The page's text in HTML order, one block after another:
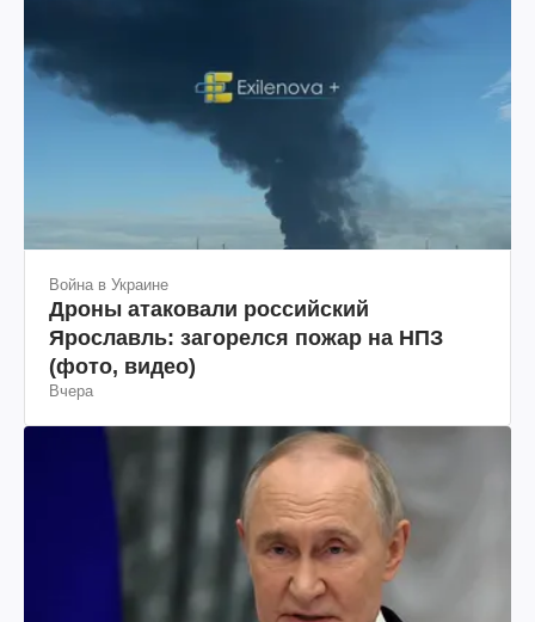
Война в Украине
Дроны атаковали российский
Ярославль: загорелся пожар на НПЗ
(фото, видео)
Вчера